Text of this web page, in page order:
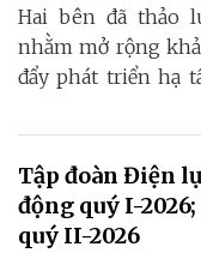
Hai bên đã thảo
nhằm mở rộng
đẩy phát triển hạ
Tập đoàn Điện
động quý I-
quý II-2026